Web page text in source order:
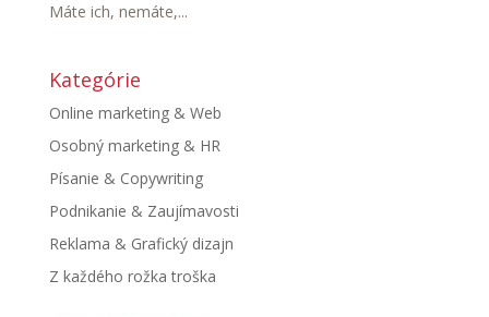
Máte ich, nemáte,...
Kategórie
Online marketing & Web
Osobný marketing & HR
Písanie & Copywriting
Podnikanie & Zaujímavosti
Reklama & Grafický dizajn
Z každého rožka troška